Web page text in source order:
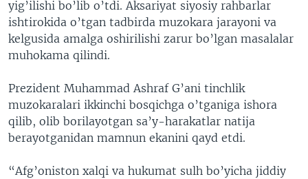
yig’ilishi bo’lib o’tdi. Aksariyat siyosiy rahbarlar
ishtirokida o’tgan tadbirda muzokara jarayoni va
kelgusida amalga oshirilishi zarur bo’lgan masalalar
muhokama qilindi.
Prezident Muhammad Ashraf G’ani tinchlik
muzokaralari ikkinchi bosqichga o’tganiga ishora
qilib, olib borilayotgan sa’y-harakatlar natija
berayotganidan mamnun ekanini qayd etdi.
“Afg’oniston xalqi va hukumat sulh bo’yicha jiddiy